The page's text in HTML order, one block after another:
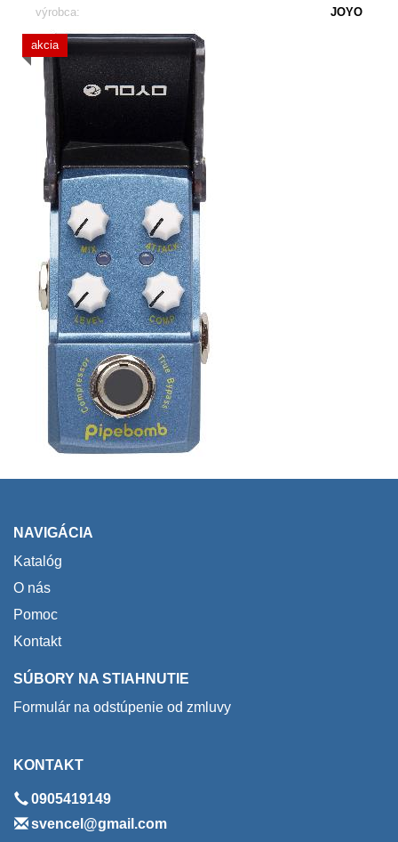
výrobca:
JOYO
akcia
NAVIGÁCIA
Katalóg
O nás
Pomoc
Kontakt
SÚBORY NA STIAHNUTIE
Formulár na odstúpenie od zmluvy
KONTAKT
0905419149
svencel@gmail.com